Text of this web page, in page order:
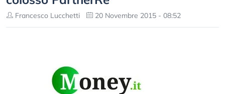
Francesco Lucchetti 20 Novembre 2015 - 08:52